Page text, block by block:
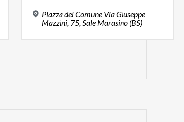
Piazza del Comune Via Giuseppe
Mazzini, 75, Sale Marasino (BS)